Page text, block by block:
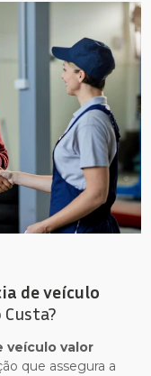
de veículo
veículo valor
que assegura a